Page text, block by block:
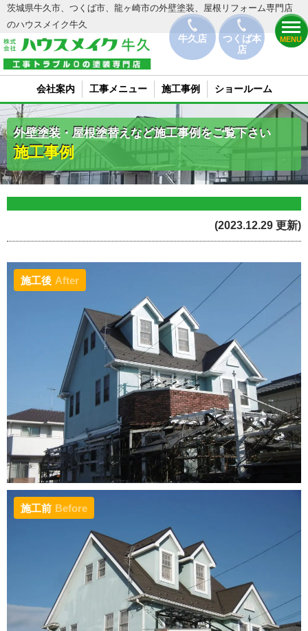
牛久店
つくば本
店
MENU
茨城県牛久市、つくば市、龍ヶ崎市の外壁塗装、屋根リフォーム専門店
のハウスメイク牛久
会社案内 工事メニュー 施工事例 ショールーム
外壁塗装・屋根塗替えなど施工事例をご覧下さい
施工事例
(2023.12.29 更新)
施工後 After
施工前 Before